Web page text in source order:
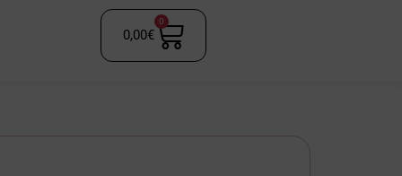
0,00€
0